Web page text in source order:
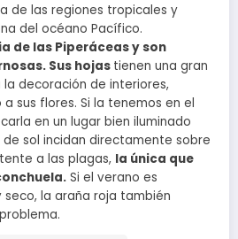
de las regiones tropicales y
del océano Pacífico.
de las Piperáceas y son
Sus hojas tienen una gran
decoración de interiores,
sus flores. Si la tenemos en el
en un lugar bien iluminado
sol incidan directamente sobre
a las plagas, la única que
Si el verano es
la araña roja también